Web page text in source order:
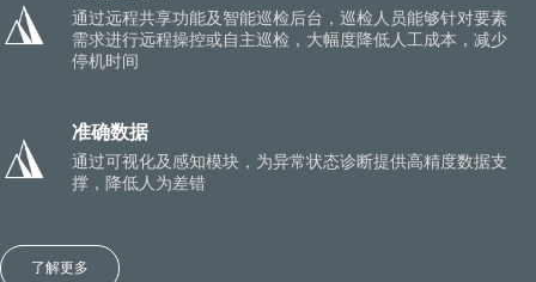
通过远程共享功能及智能巡检后台，巡检人员能够针对要素
需求进行远程操控或自主巡检，大幅度降低人工成本，减少
停机时间
准确数据
通过可视化及感知模块，为异常状态诊断提供高精度数据支
撑，降低人为差错
了解更多